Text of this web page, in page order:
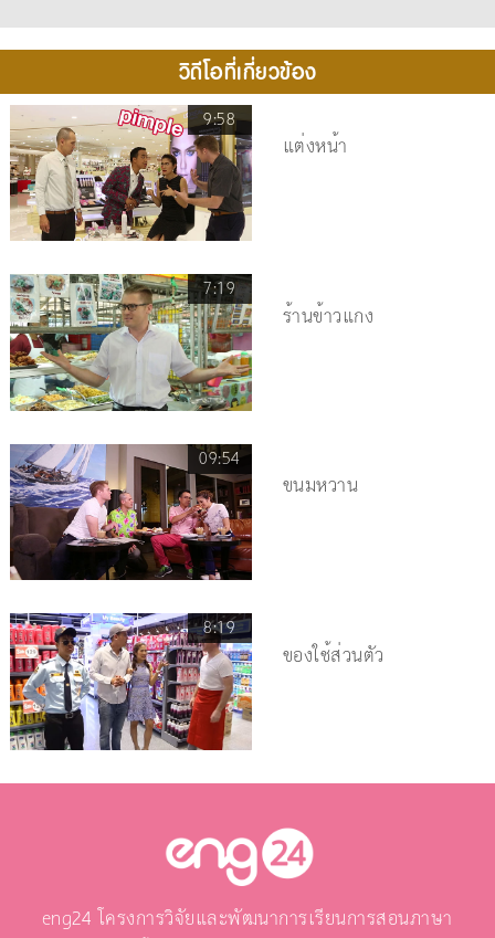
วิดีโอที่เกี่ยวข้อง
9:58
แต่งหน้า
7:19
ร้านข้าวแกง
09:54
ขนมหวาน
8:19
ของใช้ส่วนตัว
eng24 โครงการวิจัยและพัฒนาการเรียนการสอนภาษา